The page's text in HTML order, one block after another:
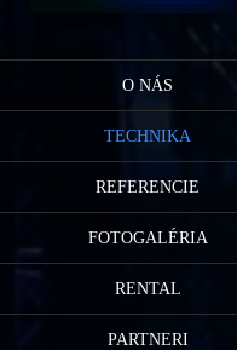
O NÁS
TECHNIKA
REFERENCIE
FOTOGALÉRIA
RENTAL
PARTNERI